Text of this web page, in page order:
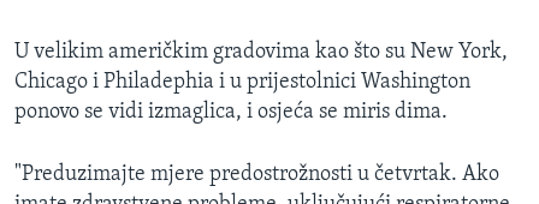
U velikim američkim gradovima kao što su New York,
Chicago i Philadephia i u prijestolnici Washington
ponovo se vidi izmaglica, i osjeća se miris dima.
"Preduzimajte mjere predostrožnosti u četvrtak. Ako